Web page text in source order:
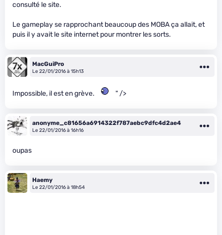
consulté le site.
Le gameplay se rapprochant beaucoup des MOBA ça allait, et
puis il y avait le site internet pour montrer les sorts.
MacGuiPro
Le 22/01/2016 à 15h13
Impossible, il est en grève. " />
anonyme_c81656a6914322f787aebc9dfc4d2ae4
Le 22/01/2016 à 16h16
oupas
Haemy
Le 22/01/2016 à 18h54